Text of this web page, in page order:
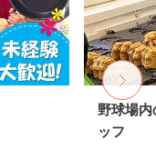
野球場
ッフ